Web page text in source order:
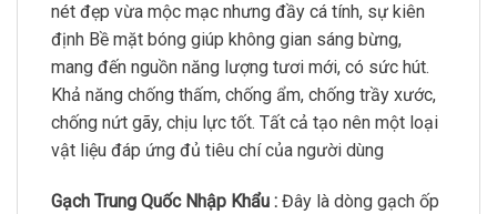
nét đẹp vừa mộc mạc nhưng đầy cá tính, sự kiên
định Bề mặt bóng giúp không gian sáng bừng,
mang đến nguồn năng lượng tươi mới, có sức hút.
Khả năng chống thấm, chống ẩm, chống trầy xước,
chống nứt gãy, chịu lực tốt. Tất cả tạo nên một loại
vật liệu đáp ứng đủ tiêu chí của người dùng
Gạch Trung Quốc Nhập Khẩu : Đây là dòng gạch ốp